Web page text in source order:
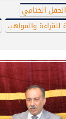
الحفل الختامي